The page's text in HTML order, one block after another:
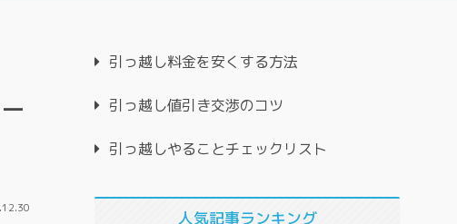
引っ越し料金を安くする方法
引っ越し値引き交渉のコツ
引っ越しやることチェックリスト
人気記事ランキング